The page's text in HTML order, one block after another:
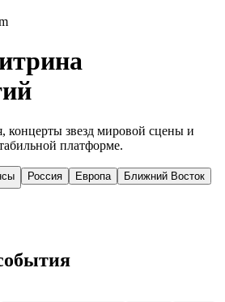
концерты звезд мировой сцены и
платформе.
Россия Европа
Ближний Восток